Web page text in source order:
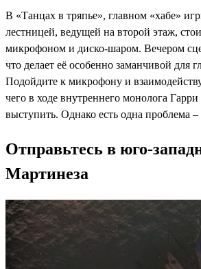
В «Танцах в тряпье», главном «хабе»
лестницей, ведущей на второй этаж,
микрофоном и диско-шаром. Вечером
что делает её особенно заманчивой для
Подойдите к микрофону и
чего в ходе внутреннего монолога
выступить. Однако есть одна проблема –
Отправьтесь в юго-
Мартинеза